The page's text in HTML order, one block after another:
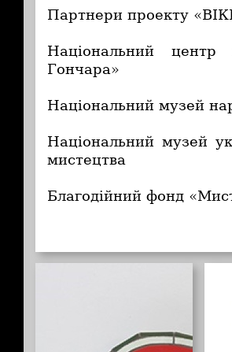
Партнери проекту
Національний
Гончара»
Національний музей
Національний музей
мистецтва
Благодійний фонд